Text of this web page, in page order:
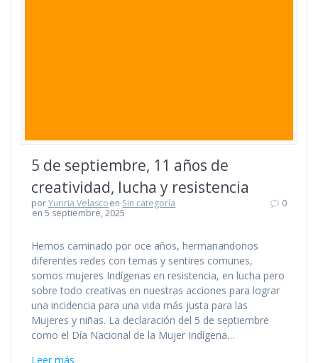
5 de septiembre, 11 años de
creatividad, lucha y resistencia
porYuriria Velascoen Sin categoría
en 5 septiembre, 2025
0
Hemos caminado por oce años, hermanandonos
diferentes redes con temas y sentires comunes,
somos mujeres Indígenas en resistencia, en lucha pero
sobre todo creativas en nuestras acciones para lograr
una incidencia para una vida más justa para las
Mujeres y niñas. La declaración del 5 de septiembre
como el Día Nacional de la Mujer Indígena…
Leer más